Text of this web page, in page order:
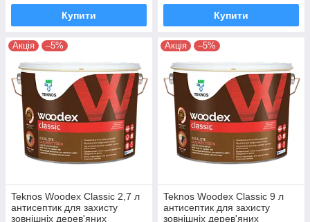
Купити Купити
Акція –5%
Teknos Woodex Classic 2,7 л
антисептик для захисту
зовнішніх дерев'яних
Акція –5%
Teknos Woodex Classic 9 л
антисептик для захисту
зовнішніх дерев'яних